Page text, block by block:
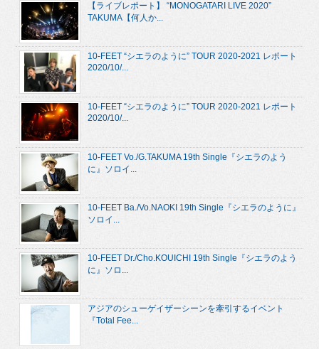
【ライブレポート】 “MONOGATARI LIVE 2020”
TAKUMA【何人か...
10-FEET “シエラのように” TOUR 2020-2021 レポート
2020/10/...
10-FEET “シエラのように” TOUR 2020-2021 レポート
2020/10/...
10-FEET Vo./G.TAKUMA 19th Single『シエラのよう
に』ソロイ...
10-FEET Ba./Vo.NAOKI 19th Single『シエラのように』
ソロイ...
10-FEET Dr./Cho.KOUICHI 19th Single『シエラのよう
に』ソロ...
アジアのシューゲイザーシーンを牽引するイベント
『Total Fee...